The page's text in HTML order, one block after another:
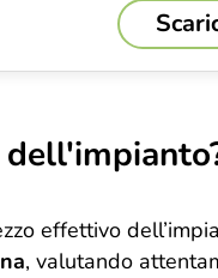
effettivo
, valutando